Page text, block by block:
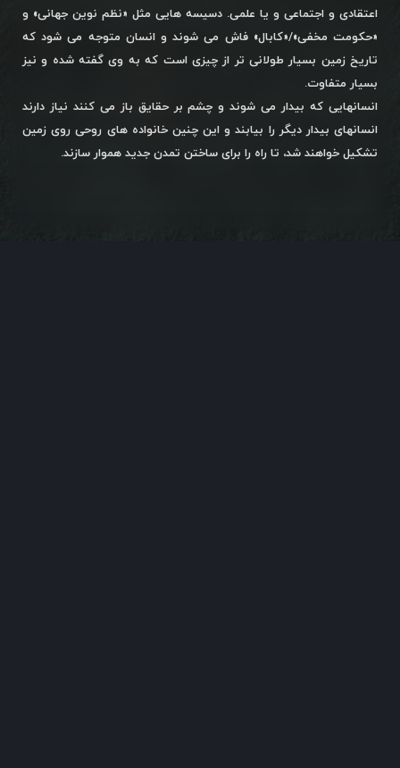
اعتقادی و اجتماعی و یا علمی. دسیسه هایی مثل «نظم نوین جهانی» و
«حکومت مخفی»/«کابال» فاش می شوند و انسان متوجه می شود که
تاریخ زمین بسیار طولانی تر از چیزی است که به وی گفته شده و نیز
بسیار متفاوت.
انسانهایی که بیدار می شوند و چشم بر حقایق باز می کنند نیاز دارند
انسانهای بیدار دیگر را بیابند و این چنین خانواده های روحی روی زمین
تشکیل خواهند شد، تا راه را برای ساختن تمدن جدید هموار سازند.